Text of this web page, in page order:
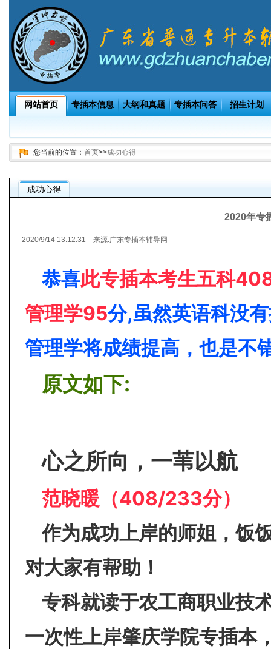
网站首页 专插本信息 大纲和真题 专插本问答 招生计划
您当前的位置： 首页>>成功心得
成功心得
2020年专
2020/9/14 13:12:31 来源:广东专插本辅导网
恭喜此专插本考生五科
管理学95分,虽然英语科没
管理学将成绩提高，也是不
原文如下:
心之所向，一苇以航
范晓暖 （408/233分）
作为成功上岸的师姐，饭
对大家有帮助！
专科就读于农工商职业技
一次性上岸肇庆学院专插本